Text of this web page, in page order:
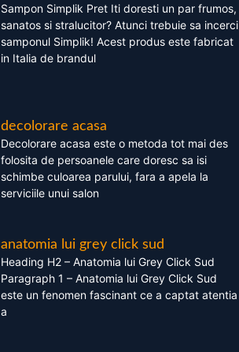
Sampon Simplik Pret Iti doresti un par frumos,
sanatos si stralucitor? Atunci trebuie sa incerci
samponul Simplik! Acest produs este fabricat
in Italia de brandul
decolorare acasa
Decolorare acasa este o metoda tot mai des
folosita de persoanele care doresc sa isi
schimbe culoarea parului, fara a apela la
serviciile unui salon
anatomia lui grey click sud
Heading H2 – Anatomia lui Grey Click Sud
Paragraph 1 – Anatomia lui Grey Click Sud
este un fenomen fascinant ce a captat atentia
a